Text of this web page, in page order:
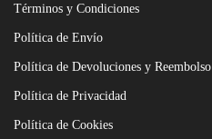
Términos y Condiciones
Política de Envío
Política de Devoluciones y Reembolso
Política de Privacidad
Política de Cookies